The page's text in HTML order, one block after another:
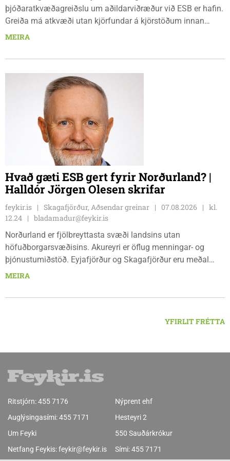
þjóðaratkvæðagreiðslu um aðildarviðræður við ESB er hafin.
Greiða má atkvæði utan kjörfundar á kjörstöðum innan
umdæmisins sem hér segir: Blönduósi, aðalskrifstofu,
Sauðárkróki, sýsluskrifstofu, Suðurgötu 1, Sauðárkróki, virka
vestra að Hvammstangabraut 5, Hvammstanga, mánudaga -
fimmtudaga kl. 10:00 - 14:00 og föstudaga kl. 10:00 - 12:00.
Skagaströnd, stjórnsýsluhúsi að Túnbraut 1-3, Skagaströnd,
mánudaga - fimmtudaga kl. 09:00 - 12:00 og 13:00 - 15:00,
frá og með mánudeginum 17. ágúst 2026.
MEIRA
Hvað gæti ESB gert fyrir Norðurland? |
Halldór Jörgen Olesen skrifar
feykir.is Skagafjörður, Aðsendar greinar 07.08.2026
kl.
12.24
bladamadur@feykir.is
Norðurland er fjölbreyttasta svæði landsins utan
höfuðborgarsvæðisins. Akureyri er öflug menningar- og
þjónustumiðstöð. Eyjafjörður og Skagafjörður eru meðal
bestu landbúnaðarsvæða landsins. Dalvík, Siglufjörður og
svæðinu er verið að þróa orkuverkefni og nýsköpun.
MEIRA
YFIRLIT FRÉTTA
Ritstjórn:455 7176
Auglýsingasími:455 7171
Um Feyki
Netfang Feykis:feykir@feykir.is
Nýprent ehf
Hesteyri 2
550 Sauðárkrókur
Sími:455 7171